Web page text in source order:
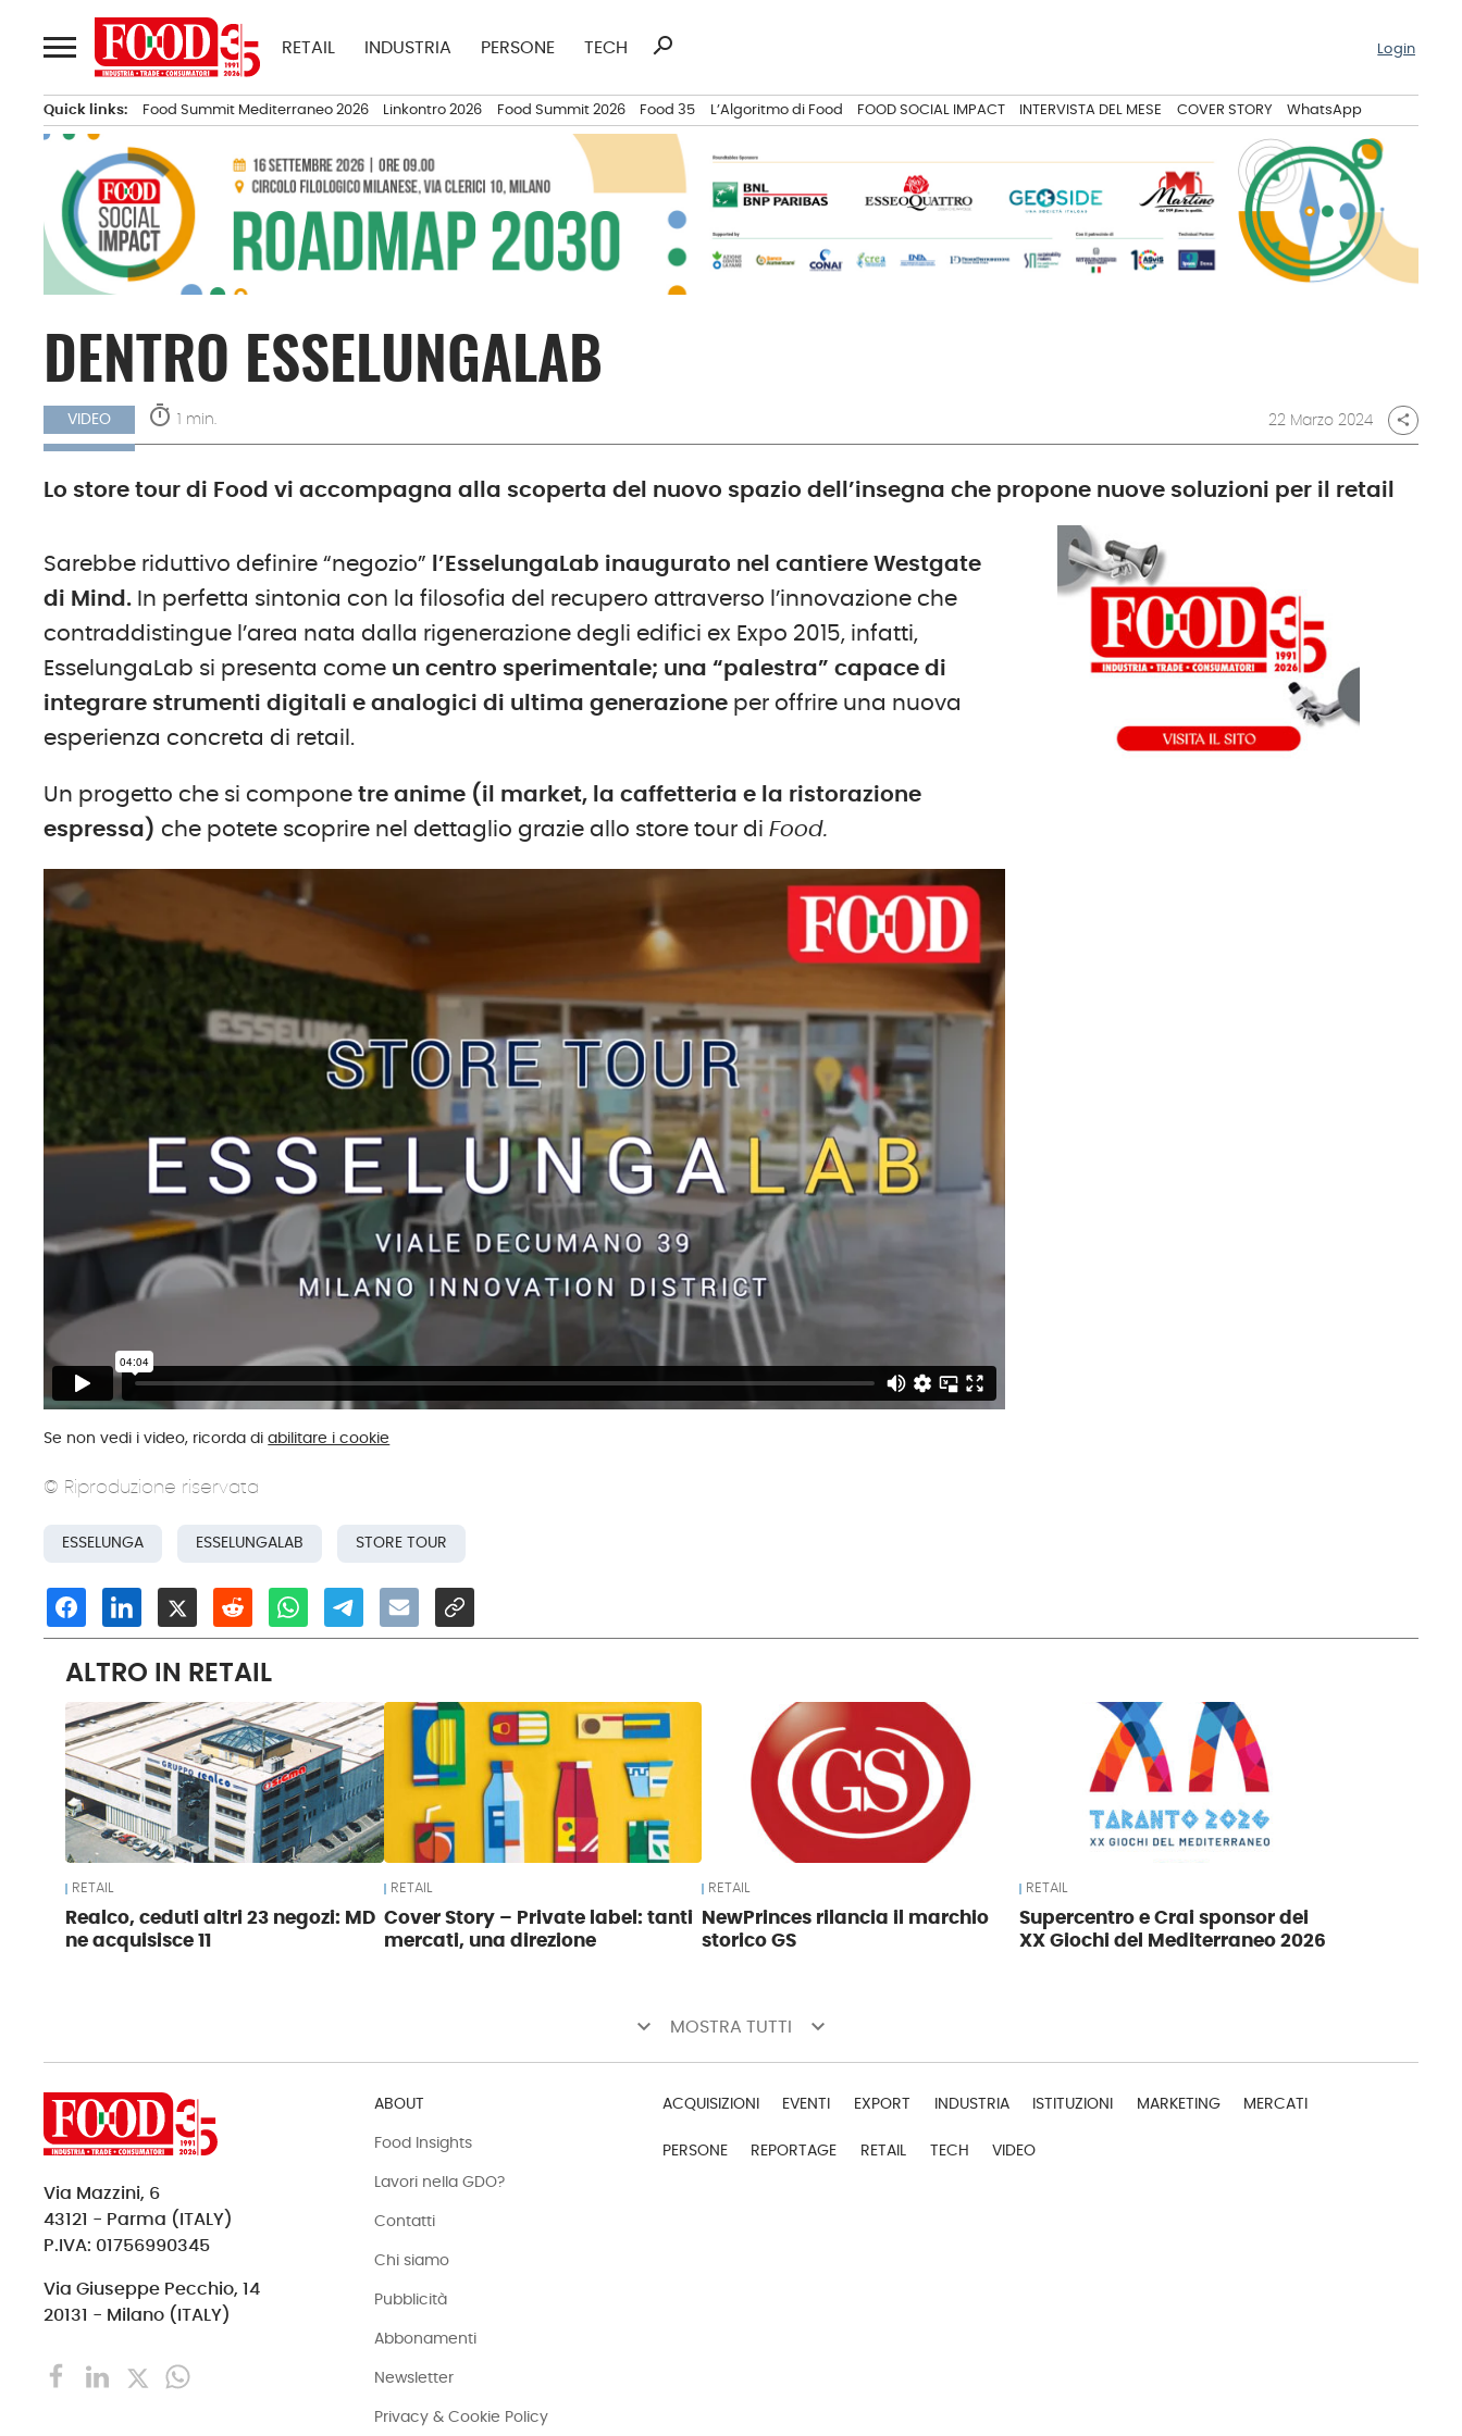
al
contenuto
RETAIL INDUSTRIA PERSONE TECH
Ricerca
search Login
Quick links: Food Summit Mediterraneo 2026 Linkontro 2026 Food Summit 2026 Food 35 L’Algoritmo di Food FOOD SOCIAL IMPACT INTERVISTA DEL MESE COVER STORY WhatsApp
DENTRO ESSELUNGALAB
VIDEO timer 1 min. 22 Marzo 2024 share
Lo store tour di Food vi accompagna alla scoperta del nuovo spazio dell’insegna che propone nuove soluzioni per il retail
Sarebbe riduttivo definire “negozio”
l’EsselungaLab inaugurato nel cantiere Westgate
di Mind. In perfetta sintonia con la filosofia del recupero attraverso l’innovazione che
contraddistingue l’area nata dalla rigenerazione degli edifici ex Expo 2015, infatti,
EsselungaLab si presenta come un centro sperimentale; una “palestra” capace di
integrare strumenti digitali e analogici di ultima generazione per offrire una nuova
esperienza concreta di retail.
Un progetto che si componetre anime (il market, la caffetteria e la ristorazione
espressa) che potete scoprire nel dettaglio grazie allo store tour diFood.
Se non vedi i video, ricorda diabilitare i cookie
© Riproduzione riservata
ESSELUNGA ESSELUNGALAB STORE TOUR
ALTRO IN RETAIL
RETAIL
Realco, ceduti altri 23 negozi: MD
ne acquisisce 11
RETAIL
Cover Story – Private label: tanti
mercati, una direzione
RETAIL
NewPrinces rilancia il marchio
storico GS
RETAIL
Supercentro e Crai sponsor dei
XX Giochi del Mediterraneo 2026
keyboard_arrow_down MOSTRA TUTTI keyboard_arrow_down
Via Mazzini, 6
43121 - Parma (ITALY)
P.IVA: 01756990345
Via Giuseppe Pecchio, 14
20131 - Milano (ITALY)
ABOUT
Food Insights
Lavori nella GDO?
Contatti
Chi siamo
Pubblicità
Abbonamenti
Newsletter
Privacy & Cookie Policy
ACQUISIZIONI EVENTI EXPORT INDUSTRIA ISTITUZIONI MARKETING MERCATI
PERSONE REPORTAGE RETAIL TECH VIDEO